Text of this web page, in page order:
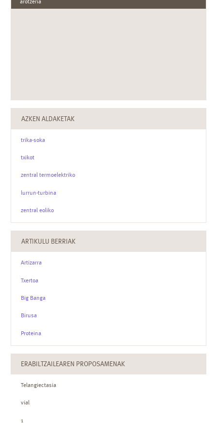
arotzeria
AZKEN ALDAKETAK
trika-soka
txikot
zentral termoelektriko
lurrun-turbina
zentral eoliko
ARTIKULU BERRIAK
Artizarra
Txertoa
Big Banga
Birusa
Proteina
ERABILTZAILEAREN PROPOSAMENAK
Telangiectasia
vial
1